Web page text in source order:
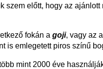
szem előtt, hogy az
fokán agoji, vagy az
is emlegetett piros színű
mint 2000 éve